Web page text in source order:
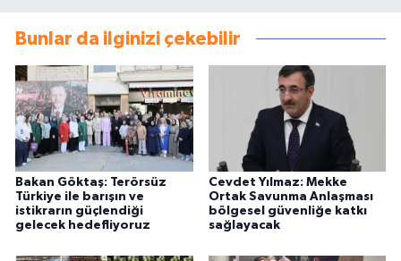
Bunlar da ilginizi çekebilir
Bakan Göktaş: Terörsüz
Türkiye ile barışın ve
istikrarın güçlendiği
gelecek hedefliyoruz
Cevdet Yılmaz: Mekke
Ortak Savunma Anlaşması
bölgesel güvenliğe katkı
sağlayacak